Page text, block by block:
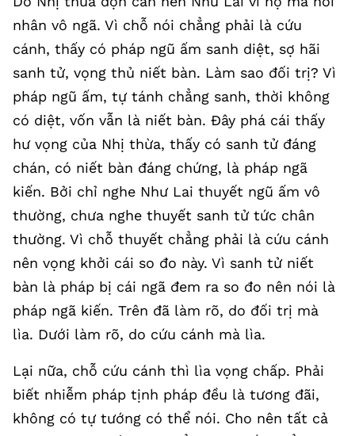
nhân vô ngã. Vì chỗ nói chẳng phải là cứu
cánh, thấy có pháp ngũ ấm sanh diệt, sợ hãi
sanh tử, vọng thủ niết bàn. Làm sao đối trị? Vì
pháp ngũ ấm, tự tánh chẳng sanh, thời không
có diệt, vốn vẫn là niết bàn. Đây phá cái thấy
hư vọng của Nhị thừa, thấy có sanh tử đáng
chán, có niết bàn đáng chứng, là pháp ngã
kiến. Bởi chỉ nghe Như Lai thuyết ngũ ấm vô
thường, chưa nghe thuyết sanh tử tức chân
thường. Vì chỗ thuyết chẳng phải là cứu cánh
nên vọng khởi cái so đo này. Vì sanh tử niết
bàn là pháp bị cái ngã đem ra so đo nên nói là
pháp ngã kiến. Trên đã làm rõ, do đối trị mà
lìa. Dưới làm rõ, do cứu cánh mà lìa.
Lại nữa, chỗ cứu cánh thì lìa vọng chấp. Phải
biết nhiễm pháp tịnh pháp đều là tương đãi,
không có tự tướng có thể nói. Cho nên tất cả